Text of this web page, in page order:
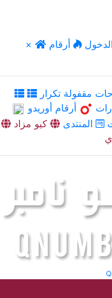
×
أرقام
مقفولة تكرار
أرقام أوريدو
المنتدى
كيو مزاد